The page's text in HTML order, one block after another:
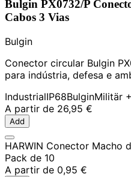
Bulgin PX0732/P
Cabos 3 Vias
Bulgin
Conector circular Bulgin
para indústria, defesa e
IndustrialIP68BulginMilitär
A partir de 26,95 €
Add
HARWIN Conector Macho
Pack de 10
A partir de 0,95 €